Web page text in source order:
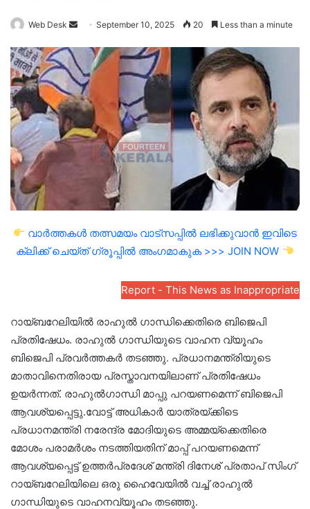
Web Desk
Send
email
September 10, 2025 20 Less than a minute
വാർത്തകൾ തത്സമയം വാട്സപ്പിൽ ലഭിക്കുവാൻ ഇവിടെ
ക്ലിക്ക് ചെയ്ത് ഗ്രൂപ്പിൽ അംഗമാകുക >>> JOIN NOW
Report - This News as Inappropriate
റായ്ബറേലിയിൽ രാഹുൽ ഗാന്ധിക്കെതിരെ ബിജെപി
പ്രതിഷേധം. രാഹുൽ ഗാന്ധിയുടെ വാഹന വ്യൂഹം
ബിജെപി പ്രവർത്തകർ തടഞ്ഞു. പ്രധാനമന്ത്രിയുടെ
മാതാവിനെതിരായ പ്രസ്താവനയിലാണ് പ്രതിഷേധം
ഉയർന്നത്. രാഹുൽഗാന്ധി മാപ്പു പറയണമെന്ന് ബിജെപി
ആവശ്യപ്പെട്ടു.വോട്ട് അധികാർ യാത്രയ്ക്കിടെ
പ്രധാനമന്ത്രി നരേന്ദ്ര മോദിയുടെ അമ്മയ്‌ക്കെതിരെ
മോശം പരാമർശം നടത്തിയതിന് മാപ്പ് പറയണമെന്ന്
ആവശ്യപ്പെട്ട് ഉത്തർപ്രദേശ് മന്ത്രി ദിനേശ് പ്രതാപ് സിംഗ്
റായ്ബറേലിയിലെ ഒരു ഹൈവേയിൽ വച്ച് രാഹുൽ
ഗാന്ധിയുടെ വാഹനവ്യൂഹം തടഞ്ഞു.